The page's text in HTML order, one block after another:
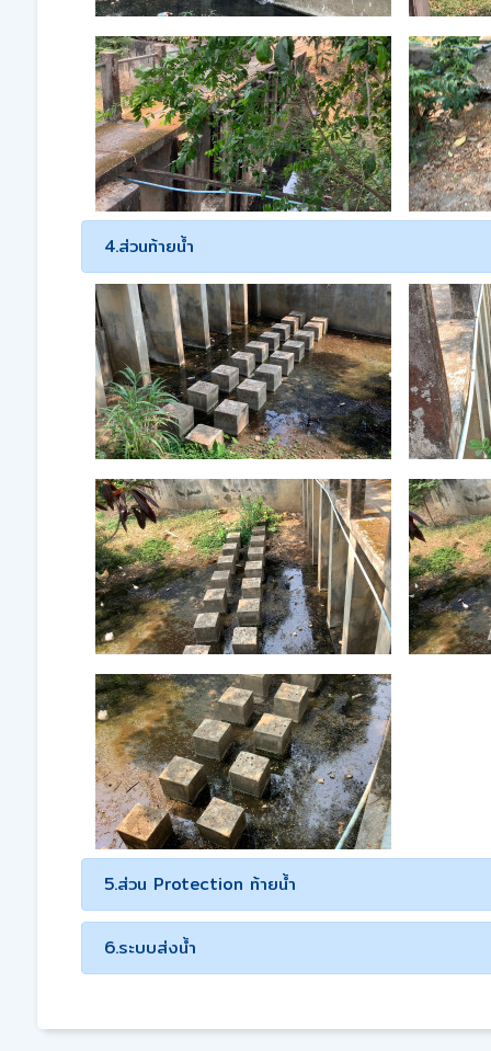
4.ส่วนท้ายน้ำ
5.ส่วน Protection ท้ายน้ำ
6.ระบบส่งน้ำ